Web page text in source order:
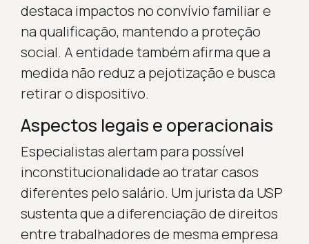
destaca impactos no convívio familiar e
na qualificação, mantendo a proteção
social. A entidade também afirma que a
medida não reduz a pejotização e busca
retirar o dispositivo.
Aspectos legais e operacionais
Especialistas alertam para possível
inconstitucionalidade ao tratar casos
diferentes pelo salário. Um jurista da USP
sustenta que a diferenciação de direitos
entre trabalhadores de mesma empresa